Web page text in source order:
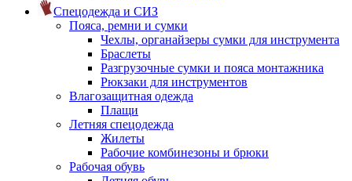
Спецодежда и СИЗ
Пояса, ремни и сумки
Чехлы, органайзеры сумки для инструмента
Браслеты
Разгрузочные сумки и пояса монтажника
Рюкзаки для инструментов
Влагозащитная одежда
Плащи
Летняя спецодежда
Жилеты
Рабочие комбинезоны и брюки
Рабочая обувь